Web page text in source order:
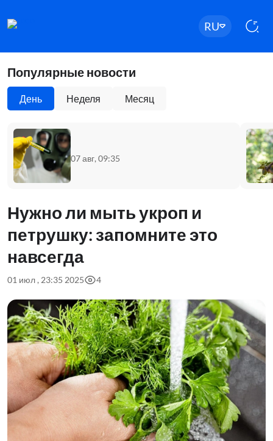
RU
Популярные новости
День Неделя Месяц
07 авг, 09:35
Нужно ли мыть укроп и
петрушку: запомните это
навсегда
01 июл , 23:35 2025 4